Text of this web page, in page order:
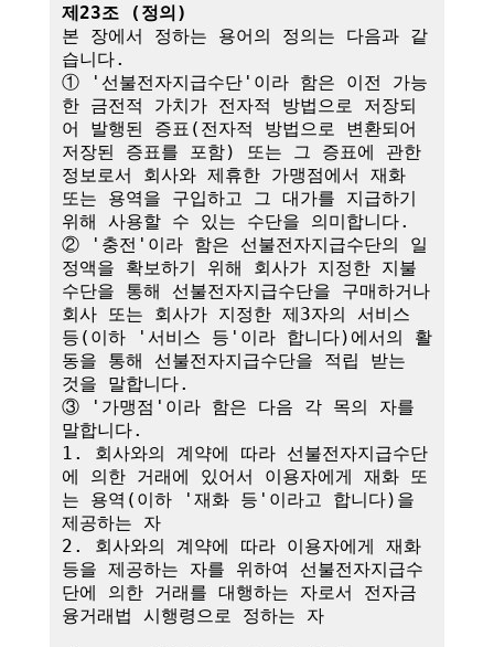
제23조 (정의)
본 장에서 정하는 용어의 정의는 다음과 같
습니다.
① '선불전자지급수단'이라 함은 이전 가능
한 금전적 가치가 전자적 방법으로 저장되
어 발행된 증표(전자적 방법으로 변환되어
저장된 증표를 포함) 또는 그 증표에 관한
정보로서 회사와 제휴한 가맹점에서 재화
또는 용역을 구입하고 그 대가를 지급하기
위해 사용할 수 있는 수단을 의미합니다.
② '충전'이라 함은 선불전자지급수단의 일
정액을 확보하기 위해 회사가 지정한 지불
수단을 통해 선불전자지급수단을 구매하거나
회사 또는 회사가 지정한 제3자의 서비스
등(이하 '서비스 등'이라 합니다)에서의 활
동을 통해 선불전자지급수단을 적립 받는
것을 말합니다.
③ '가맹점'이라 함은 다음 각 목의 자를
말합니다.
1. 회사와의 계약에 따라 선불전자지급수단
에 의한 거래에 있어서 이용자에게 재화 또
는 용역(이하 '재화 등'이라고 합니다)을
제공하는 자
2. 회사와의 계약에 따라 이용자에게 재화
등을 제공하는 자를 위하여 선불전자지급수
단에 의한 거래를 대행하는 자로서 전자금
융거래법 시행령으로 정하는 자